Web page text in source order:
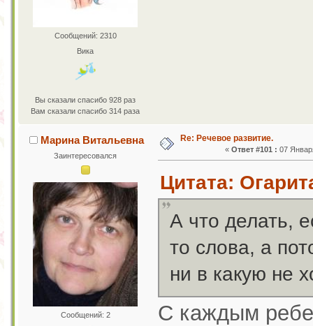
Сообщений: 2310
Вика
Вы сказали спасибо 928 раз
Вам сказали спасибо 314 раза
Марина Витальевна
Заинтересовался
Сообщений: 2
Re: Речевое развитие.
« Ответ #101 : 07
Цитата:
А что делать,
то слова, а
ни в какую не
С каждым